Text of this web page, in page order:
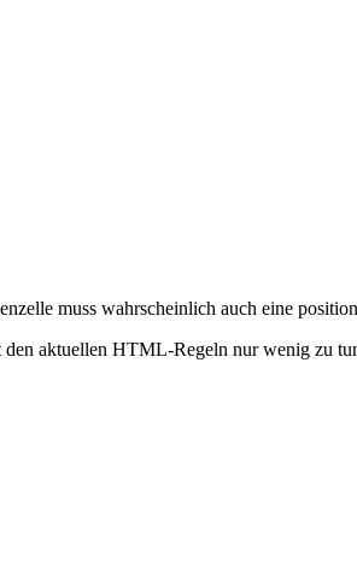
muss wahrscheinlich auch eine
den aktuellen HTML-Regeln nur wenig zu